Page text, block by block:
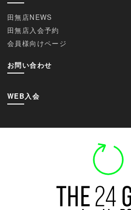
田無店NEWS
田無店入会予約
会員様向けページ
お問い合わせ
WEB入会